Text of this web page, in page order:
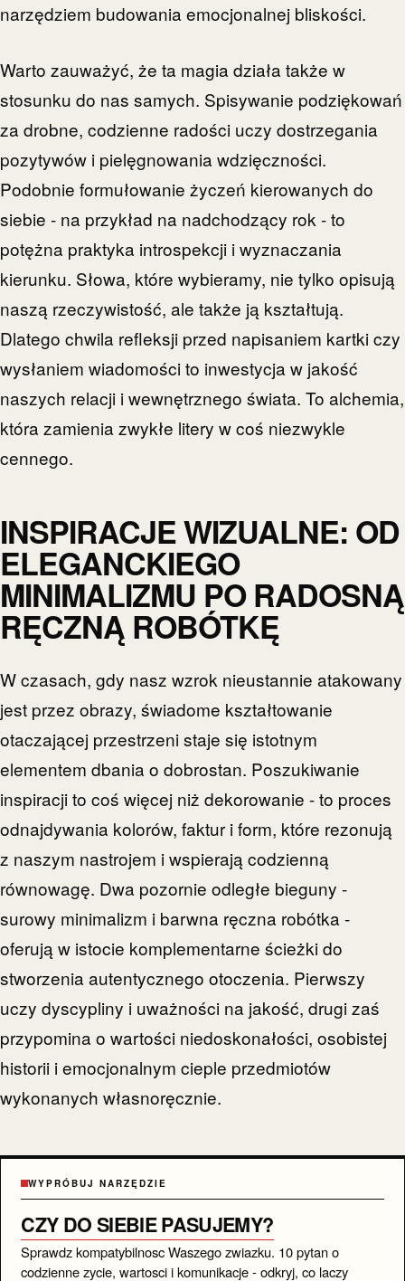
narzędziem budowania emocjonalnej bliskości.
Warto zauważyć, że ta magia działa także w
stosunku do nas samych. Spisywanie podziękowań
za drobne, codzienne radości uczy dostrzegania
pozytywów i pielęgnowania wdzięczności.
Podobnie formułowanie życzeń kierowanych do
siebie - na przykład na nadchodzący rok - to
potężna praktyka introspekcji i wyznaczania
kierunku. Słowa, które wybieramy, nie tylko opisują
naszą rzeczywistość, ale także ją kształtują.
Dlatego chwila refleksji przed napisaniem kartki czy
wysłaniem wiadomości to inwestycja w jakość
naszych relacji i wewnętrznego świata. To alchemia,
która zamienia zwykłe litery w coś niezwykle
cennego.
INSPIRACJE WIZUALNE: OD
ELEGANCKIEGO
MINIMALIZMU PO RADOSNĄ
RĘCZNĄ ROBÓTKĘ
W czasach, gdy nasz wzrok nieustannie atakowany
jest przez obrazy, świadome kształtowanie
otaczającej przestrzeni staje się istotnym
elementem dbania o dobrostan. Poszukiwanie
inspiracji to coś więcej niż dekorowanie - to proces
odnajdywania kolorów, faktur i form, które rezonują
z naszym nastrojem i wspierają codzienną
równowagę. Dwa pozornie odległe bieguny -
surowy minimalizm i barwna ręczna robótka -
oferują w istocie komplementarne ścieżki do
stworzenia autentycznego otoczenia. Pierwszy
uczy dyscypliny i uważności na jakość, drugi zaś
przypomina o wartości niedoskonałości, osobistej
historii i emocjonalnym cieple przedmiotów
wykonanych własnoręcznie.
WYPRÓBUJ NARZĘDZIE
CZY DO SIEBIE PASUJEMY?
Sprawdz kompatybilnosc Waszego zwiazku. 10 pytan o
codzienne zycie, wartosci i komunikacje - odkryj, co laczy